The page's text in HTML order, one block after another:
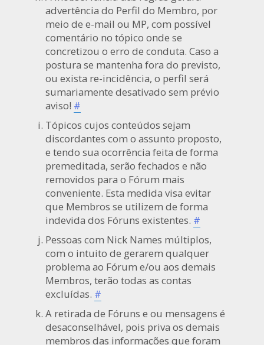
advertência do Perfil do Membro, por
meio de e-mail ou MP, com possível
comentário no tópico onde se
concretizou o erro de conduta. Caso a
postura se mantenha fora do previsto,
ou exista re-incidência, o perfil será
sumariamente desativado sem prévio
aviso! #
Tópicos cujos conteúdos sejam
discordantes com o assunto proposto,
e tendo sua ocorrência feita de forma
premeditada, serão fechados e não
removidos para o Fórum mais
conveniente. Esta medida visa evitar
que Membros se utilizem de forma
indevida dos Fóruns existentes. #
Pessoas com Nick Names múltiplos,
com o intuito de gerarem qualquer
problema ao Fórum e/ou aos demais
Membros, terão todas as contas
excluídas. #
A retirada de Fóruns e ou mensagens é
desaconselhável, pois priva os demais
membros das informações que foram